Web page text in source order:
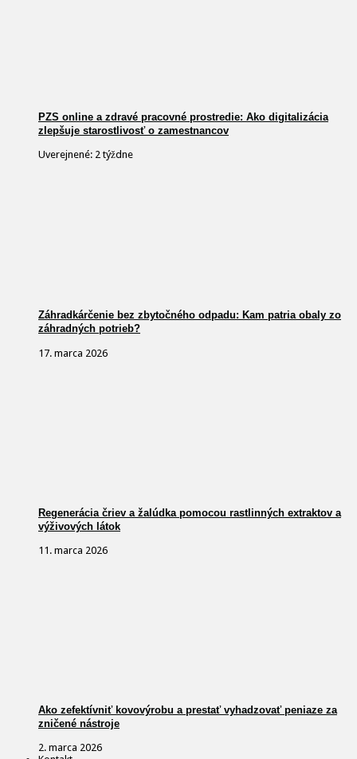
PZS online a zdravé pracovné prostredie: Ako digitalizácia
zlepšuje starostlivosť o zamestnancov
Uverejnené: 2 týždne
Záhradkárčenie bez zbytočného odpadu: Kam patria obaly zo
záhradných potrieb?
17. marca 2026
Regenerácia čriev a žalúdka pomocou rastlinných extraktov a
výživových látok
11. marca 2026
Ako zefektívniť kovovýrobu a prestať vyhadzovať peniaze za
zničené nástroje
2. marca 2026